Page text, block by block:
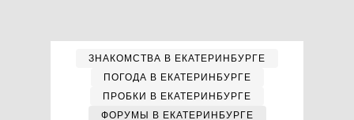
ЗНАКОМСТВА В ЕКАТЕРИНБУРГЕ
ПОГОДА В ЕКАТЕРИНБУРГЕ
ПРОБКИ В ЕКАТЕРИНБУРГЕ
ФОРУМЫ В ЕКАТЕРИНБУРГЕ